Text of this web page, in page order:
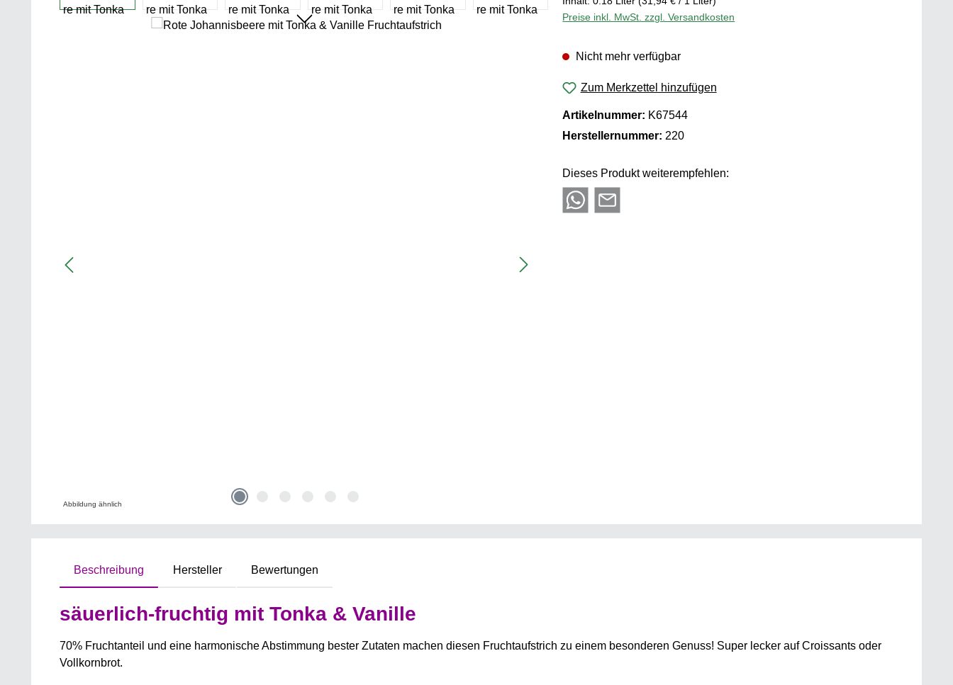
Abbildung ähnlich
Preise inkl. MwSt. zzgl. Versandkosten
Nicht mehr verfügbar
Zum Merkzettel hinzufügen
Artikelnummer: K67544
Herstellernummer: 220
Dieses Produkt weiterempfehlen:
Beschreibung Hersteller Bewertungen
säuerlich-fruchtig mit Tonka & Vanille
70% Fruchtanteil und eine harmonische Abstimmung bester Zutaten machen diesen Fruchtaufstrich zu einem besonderen Genuss! Super lecker auf Croissants oder
Vollkornbrot.